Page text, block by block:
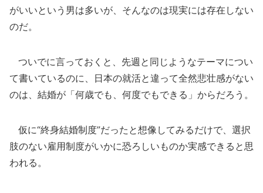
がいいという男は多いが、そんなのは現実には存在しない
のだ。
ついでに言っておくと、先週と同じようなテーマについ
て書いているのに、日本の就活と違って全然悲壮感がない
のは、結婚が「何歳でも、何度でもできる」からだろう。
仮に“終身結婚制度”だったと想像してみるだけで、選択
肢のない雇用制度がいかに恐ろしいものか実感できると思
われる。